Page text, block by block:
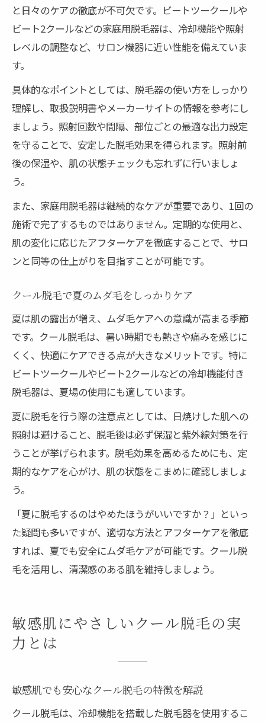
と日々のケアの徹底が不可欠です。ビートツークールや
ビート2クールなどの家庭用脱毛器は、冷却機能や照射
レベルの調整など、サロン機器に近い性能を備えていま
す。
具体的なポイントとしては、脱毛器の使い方をしっかり
理解し、取扱説明書やメーカーサイトの情報を参考にし
ましょう。照射回数や間隔、部位ごとの最適な出力設定
を守ることで、安定した脱毛効果を得られます。照射前
後の保湿や、肌の状態チェックも忘れずに行いましょ
う。
また、家庭用脱毛器は継続的なケアが重要であり、1回の
施術で完了するものではありません。定期的な使用と、
肌の変化に応じたアフターケアを徹底することで、サロ
ンと同等の仕上がりを目指すことが可能です。
クール脱毛で夏のムダ毛をしっかりケア
夏は肌の露出が増え、ムダ毛ケアへの意識が高まる季節
です。クール脱毛は、暑い時期でも熱さや痛みを感じに
くく、快適にケアできる点が大きなメリットです。特に
ビートツークールやビート2クールなどの冷却機能付き
脱毛器は、夏場の使用にも適しています。
夏に脱毛を行う際の注意点としては、日焼けした肌への
照射は避けること、脱毛後は必ず保湿と紫外線対策を行
うことが挙げられます。脱毛効果を高めるためにも、定
期的なケアを心がけ、肌の状態をこまめに確認しましょ
う。
「夏に脱毛するのはやめたほうがいいですか？」といっ
た疑問も多いですが、適切な方法とアフターケアを徹底
すれば、夏でも安全にムダ毛ケアが可能です。クール脱
毛を活用し、清潔感のある肌を維持しましょう。
敏感肌にやさしいクール脱毛の実
力とは
敏感肌でも安心なクール脱毛の特徴を解説
クール脱毛は、冷却機能を搭載した脱毛器を使用するこ